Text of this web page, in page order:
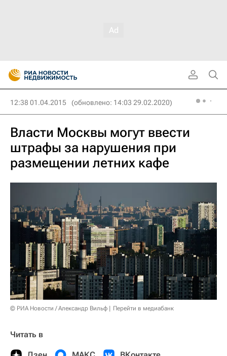
12:38 01.04.2015 (обновлено: 14:03 29.02.2020)
Власти Москвы могут ввести
штрафы за нарушения при
размещении летних кафе
© РИА Новости / Александр Вильф Перейти в медиабанк
Читать в